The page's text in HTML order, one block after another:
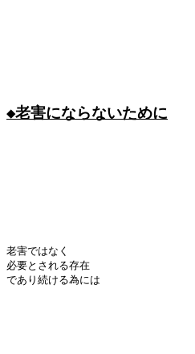
◆老害にならないために
老害ではなく
必要とされる存在
であり続ける為には